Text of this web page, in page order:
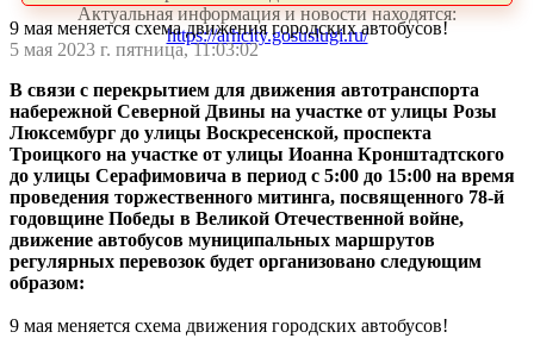
Актуальная информация и новости находятся:
https://arhcity.gosuslugi.ru/
9 мая меняется схема движения городских автобусов!
5 мая 2023 г. пятница, 11:03:02
В связи с перекрытием для движения автотранспорта
набережной Северной Двины на участке от улицы Розы
Люксембург до улицы Воскресенской, проспекта
Троицкого на участке от улицы Иоанна Кронштадтского
до улицы Серафимовича в период с 5:00 до 15:00 на время
проведения торжественного митинга, посвященного 78-й
годовщине Победы в Великой Отечественной войне,
движение автобусов муниципальных маршрутов
регулярных перевозок будет организовано следующим
образом:
9 мая меняется схема движения городских автобусов!